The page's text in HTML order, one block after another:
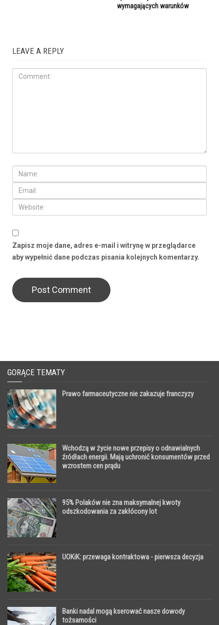
wymagających warunków
LEAVE A REPLY
Zapisz moje dane, adres e-mail i witrynę w przeglądarce
aby wypełnić dane podczas pisania kolejnych komentarzy.
GORĄCE TEMATY
Prawo farmaceutyczne nie zakazuje franczyzy
Wchodzą w życie nowe przepisy o odnawialnych
źródłach energii. Mają uchronić konsumentów przed
wzrostem cen prądu
95% Polaków nie zna maksymalnej kwoty
odszkodowania za zakłócony lot
UOKiK: przewaga kontraktowa - pierwsza decyzja
Banki nadal mogą kserować nasze dowody
tożsamości